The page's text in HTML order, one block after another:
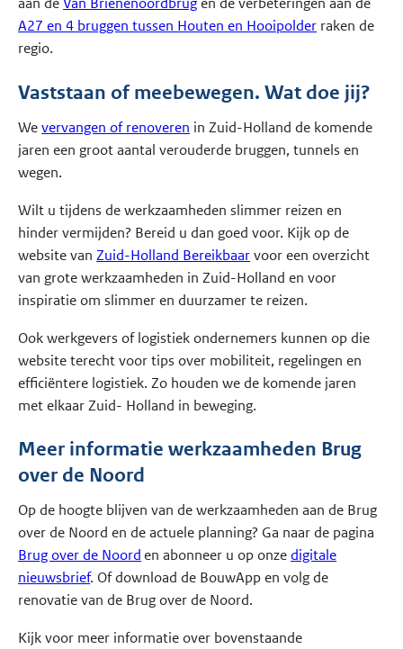
A27 en 4 bruggen tussen Houten en Hooipolder raken de
regio.
Vaststaan of meebewegen. Wat doe jij?
Wevervangen of renoveren in Zuid-Holland de komende
jaren een groot aantal verouderde bruggen, tunnels en
wegen.
Wilt u tijdens de werkzaamheden slimmer reizen en
hinder vermijden? Bereid u dan goed voor. Kijk op de
website vanZuid-Holland Bereikbaarvoor een overzicht
van grote werkzaamheden in Zuid-Holland en voor
inspiratie om slimmer en duurzamer te reizen.
Ook werkgevers of logistiek ondernemers kunnen op die
website terecht voor tips over mobiliteit, regelingen en
efficiëntere logistiek. Zo houden we de komende jaren
met elkaar Zuid- Holland in beweging.
Meer informatie werkzaamheden Brug
over de Noord
Op de hoogte blijven van de werkzaamheden aan de Brug
over de Noord en de actuele planning? Ga naar de pagina
Brug over de Noorden abonneer u op onzedigitale
nieuwsbrief. Of download de BouwApp en volg de
renovatie van de Brug over de Noord.
Kijk voor meer informatie over bovenstaande